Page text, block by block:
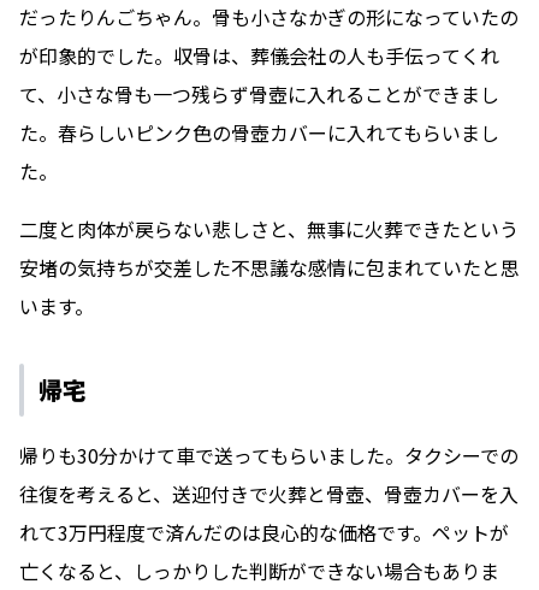
だったりんごちゃん。骨も小さなかぎの形になっていたの
が印象的でした。収骨は、葬儀会社の人も手伝ってくれ
て、小さな骨も一つ残らず骨壺に入れることができまし
た。春らしいピンク色の骨壺カバーに入れてもらいまし
た。
二度と肉体が戻らない悲しさと、無事に火葬できたという
安堵の気持ちが交差した不思議な感情に包まれていたと思
います。
帰宅
帰りも30分かけて車で送ってもらいました。タクシーでの
往復を考えると、送迎付きで火葬と骨壺、骨壺カバーを入
れて3万円程度で済んだのは良心的な価格です。ペットが
亡くなると、しっかりした判断ができない場合もありま